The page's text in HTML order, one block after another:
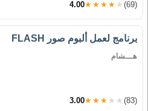
4.00★★★★★ (69)
برنامج لعمل ألبوم صور FLASH
هـــشام
3.00★★★★★ (83)